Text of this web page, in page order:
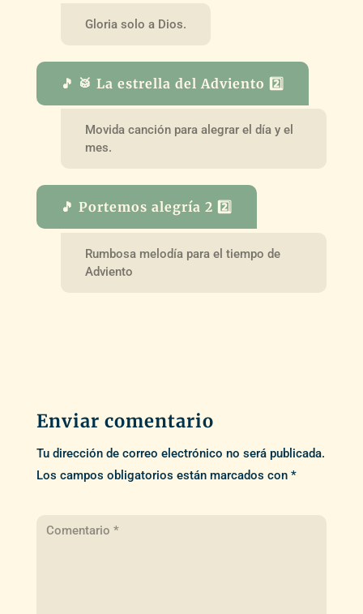
Gloria solo a Dios.
🎵 🥁 La estrella del Adviento 2️⃣
Movida canción para alegrar el día y el
mes.
🎵 Portemos alegría 2 2️⃣
Rumbosa melodía para el tiempo de
Adviento
Enviar comentario
Tu dirección de correo electrónico no será publicada.
Los campos obligatorios están marcados con *